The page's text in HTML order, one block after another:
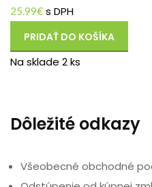
25.99€ s DPH
PRIDAŤ DO KOŠÍKA
Na sklade 2 ks
Dôležité odkazy
Všeobecné obchodné